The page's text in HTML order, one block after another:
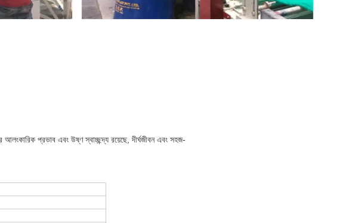
প্রভাব এবং উষ্ণ স্বাচ্ছন্দ্য রয়েছে, দীর্ঘজীবন এবং সহজ-